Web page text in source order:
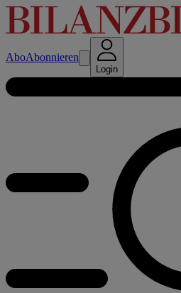
AboAbonnieren
Login